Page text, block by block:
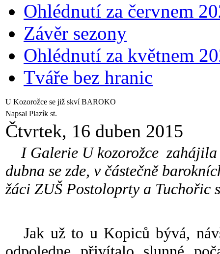
Ohlédnutí za červnem
Závěr sezony
Ohlédnutí za květnem
Tváře bez hranic
U Kozorožce se již skví BAROKO
Napsal Plazík st.
Čtvrtek, 16 duben 2015
I Galerie U kozorožce zahájila
dubna se zde, v částečně
žáci ZUŠ Postoloprty a Tuchořic
Jak už to u Kopiců bývá,